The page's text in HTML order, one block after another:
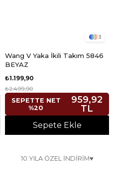
3
Wang V Yaka İkili Takım 5846
BEYAZ
₺1.199,90
₺2.499,90
SEPETTE NET
%20
959,92
TL
Sepete Ekle
10.YILA ÖZEL İNDİRİM♥